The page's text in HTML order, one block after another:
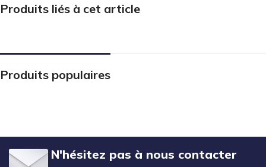
Produits liés à cet article
Produits populaires
N'hésitez pas à nous contacter